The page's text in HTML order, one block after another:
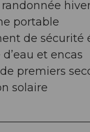
portable
de sécurité
et encas
premiers
solaire